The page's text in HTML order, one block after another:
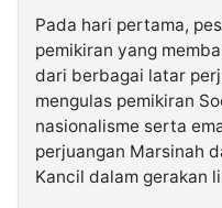
Pada hari pertama,
pemikiran yang
dari berbagai latar
mengulas pemikiran
nasionalisme serta
perjuangan Marsinah
Kancil dalam gerakan